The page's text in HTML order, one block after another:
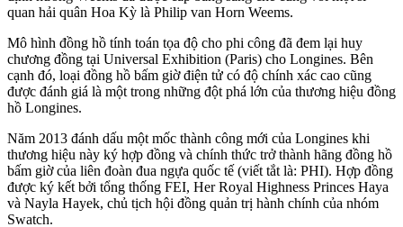
quan hải quân Hoa Kỳ là Philip van Horn Weems.
Mô hình đồng hồ tính toán tọa độ cho phi công đã đem lại huy
chương đồng tại Universal Exhibition (Paris) cho Longines. Bên
cạnh đó, loại đồng hồ bấm giờ điện tử có độ chính xác cao cũng
được đánh giá là một trong những đột phá lớn của thương hiệu đồng
hồ Longines.
Năm 2013 đánh dấu một mốc thành công mới của Longines khi
thương hiệu này ký hợp đồng và chính thức trở thành hãng đồng hồ
bấm giờ của liên đoàn đua ngựa quốc tế (viết tắt là: PHI). Hợp đồng
được ký kết bởi tổng thống FEI, Her Royal Highness Princes Haya
và Nayla Hayek, chủ tịch hội đồng quản trị hành chính của nhóm
Swatch.